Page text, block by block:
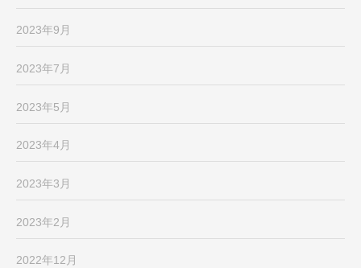
2023年9月
2023年7月
2023年5月
2023年4月
2023年3月
2023年2月
2022年12月